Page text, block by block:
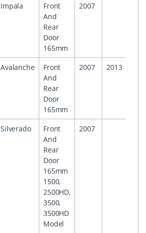
Impala
Front
And
Rear
Door
165mm
2007
Avalanche
Front
And
Rear
Door
165mm
2007 2013
Silverado
Front
And
Rear
Door
165mm
1500,
2500HD,
3500,
3500HD
Model
2007